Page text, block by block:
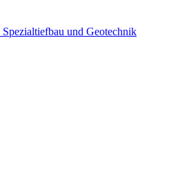
Spezialtiefbau und Geotechnik